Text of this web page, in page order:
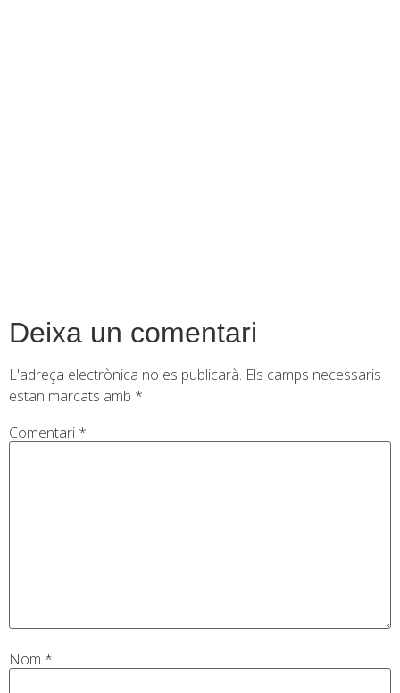
Deixa un comentari
L'adreça electrònica no es publicarà. Els camps necessaris
estan marcats amb *
Comentari *
Nom *